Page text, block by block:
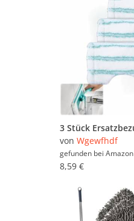
von Wgewfhdf
gefunden bei Amazon
8,59 €